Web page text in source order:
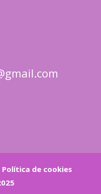
Política de cookies